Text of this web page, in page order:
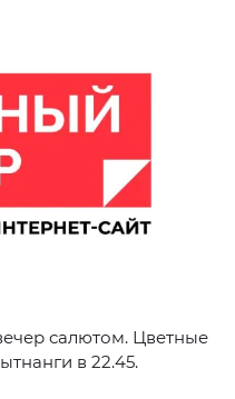
салютом. Цветные
в 22.45.